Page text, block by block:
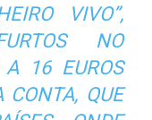
VIVO”,
NO
A 16 EUROS
CONTA, QUE